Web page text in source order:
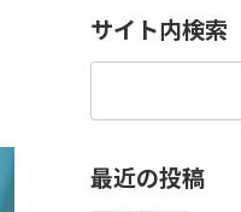
サイト内検索
最近の投稿